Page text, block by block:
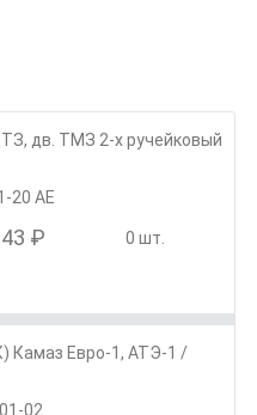
дв. ТМЗ 2-х ручейковый
20 АЕ
₽ 0 шт.
Камаз Евро-1, АТЭ-1 /
02